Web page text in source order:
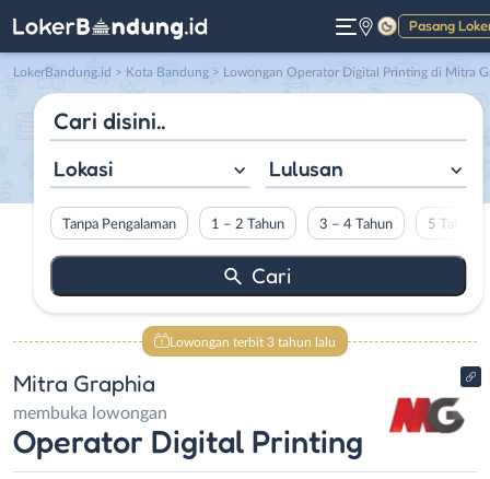
Pasang
Gelap
LokerBandung.id > Kota Bandung > Lowongan Operator Digital Printing di Mitra
Lokasi Lulusan
Tanpa Pengalaman 1 – 2 Tahun 3 – 4 Tahun 5 Tahun
Lowongan terbit 3 tahun lalu
Mitra Graphia
membuka lowongan
Operator Digital Printing